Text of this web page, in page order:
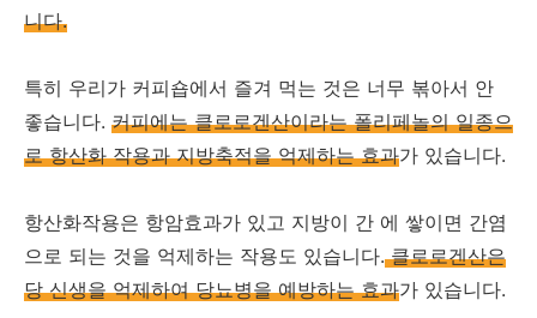
니다.
특히 우리가 커피숍에서 즐겨 먹는 것은 너무 볶아서 안
좋습니다. 커피에는 클로로겐산이라는 폴리페놀의 일종으
로 항산화 작용과 지방축적을 억제하는 효과가 있습니다.
항산화작용은 항암효과가 있고 지방이 간 에 쌓이면 간염
으로 되는 것을 억제하는 작용도 있습니다.클로로겐산은
당 신생을 억제하여 당뇨병을 예방하는 효과가 있습니다.